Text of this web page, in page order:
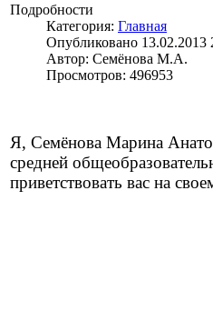
Подробности
Категория: Главная
Опубликовано 13.02.2013
Автор: Семёнова М.А.
Просмотров: 496953
Я, Семёнова Марина
средней
приветствовать вас на